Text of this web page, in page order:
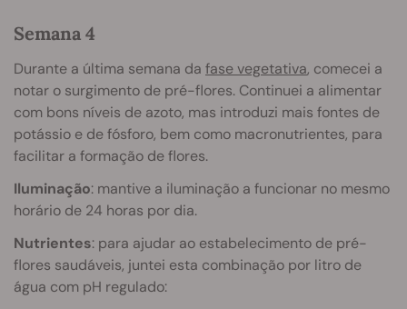
Semana 4
Durante a última semana da fase vegetativa, comecei a
notar o surgimento de pré-flores. Continuei a alimentar
com bons níveis de azoto, mas introduzi mais fontes de
potássio e de fósforo, bem como macronutrientes, para
facilitar a formação de flores.
Iluminação: mantive a iluminação a funcionar no mesmo
horário de 24 horas por dia.
Nutrientes: para ajudar ao estabelecimento de pré-
flores saudáveis, juntei esta combinação por litro de
água com pH regulado: